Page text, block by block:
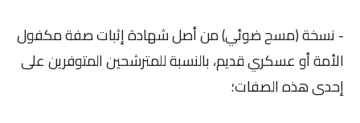
- نسخة (مسح ضوئي) من أصل شهادة إثبات صفة مكفول
الأمة أو عسكري قديم، بالنسبة للمترشحين المتوفرين على
إحدى هذه الصفات؛